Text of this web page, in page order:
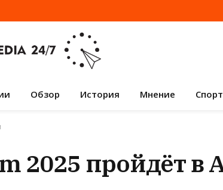
Обзор История Мнение Спорт
2025 пройдёт в